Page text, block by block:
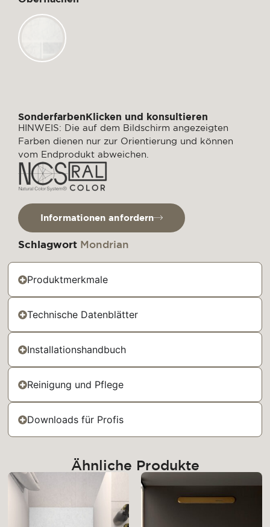
SonderfarbenKlicken und konsultieren
HINWEIS: Die auf dem Bildschirm angezeigten
Farben dienen nur zur Orientierung und können
vom Endprodukt abweichen.
Informationen anfordern
Schlagwort Mondrian
Produktmerkmale
Technische Datenblätter
Installationshandbuch
Reinigung und Pflege
Downloads für Profis
Ähnliche Produkte